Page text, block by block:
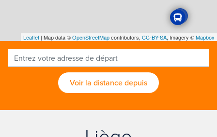
Leaflet | Map data ©OpenStreetMapcontributors, CC-BY-SA, Imagery ©Mapbox
Voir la distance depuis